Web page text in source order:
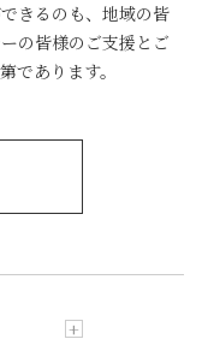
きるのも、地域の皆
の皆様のご支援とご
であります。